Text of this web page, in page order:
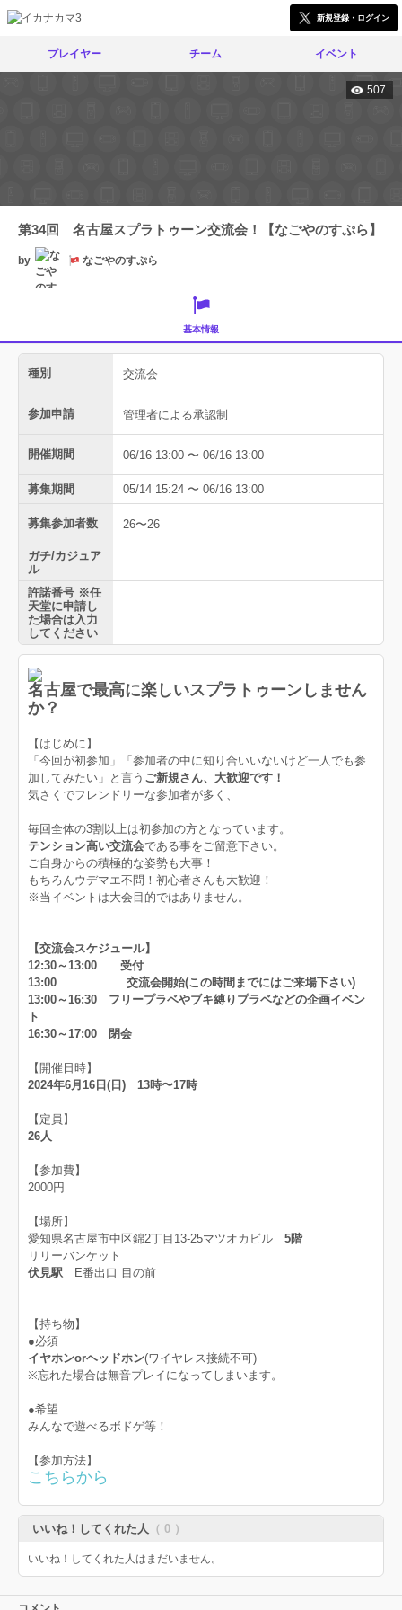
新規登録・ログイン
プレイヤー チーム イベント
507
第34回 名古屋スプラトゥーン交流会！【なごやのすぷら】
by なごやのすぷら
基本情報
種別 交流会
参加申請 管理者による承認制
開催期間 06/16 13:00 〜 06/16 13:00
募集期間 05/14 15:24 〜 06/16 13:00
募集参加者数 26〜26
ガチ/カジュア
ル
許諾番号 ※任
天堂に申請し
た場合は入力
してください
名古屋で最高に楽しいスプラトゥーンしません
か？
【はじめに】
「今回が初参加」「参加者の中に知り合いいないけど一人でも参
加してみたい」と言う ご新規さん、大歓迎です！
気さくでフレンドリーな参加者が多く、
毎回全体の3割以上は初参加の方となっています。
テンション高い交流会である事をご留意下さい。
ご自身からの積極的な姿勢も大事！
もちろんウデマエ不問！初心者さんも大歓迎！
※当イベントは大会目的ではありません。
【交流会スケジュール】
12:30～13:00 受付
13:00 交流会開始(この時間までにはご来場下さい)
13:00～16:30 フリープラベやブキ縛りプラベなどの企画イベン
ト
16:30～17:00 閉会
【開催日時】
2024年6月16日(日) 13時〜17時
【定員】
26人
【参加費】
2000円
【場所】
愛知県名古屋市中区錦2丁目13-25マツオカビル 5階
リリーバンケット
伏見駅 E番出口 目の前
【持ち物】
●必須
イヤホンorヘッドホン(ワイヤレス接続不可)
※忘れた場合は無音プレイになってしまいます。
●希望
みんなで遊べるボドゲ等！
【参加方法】
こちらから
いいね！してくれた人 （ 0 ）
いいね！してくれた人はまだいません。